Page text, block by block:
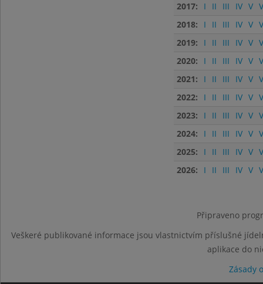
2017:
I II III IV V
2018:
I II III IV V
2019:
I II III IV V
2020:
I II III IV V
2021:
I II III IV V
2022:
I II III IV V
2023:
I II III IV V
2024:
I II III IV V
2025:
I II III IV V
2026:
I II III IV V
Připraveno
Veškeré publikované informace jsou vlastnictvím příslušné
aplikace do
Zásady